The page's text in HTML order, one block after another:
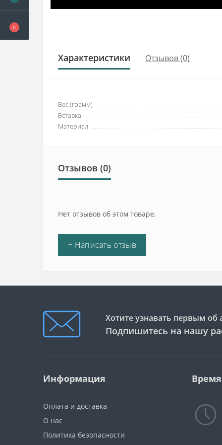
0
Характеристики Отзывов (0)
Вес (грамм)
Вставка
Материал
Отзывов (0)
Нет отзывов об этом товаре.
+ Написать отзыв
Хотите узнавать первым об
Подпишитесь на нашу
Информация
Оплата и доставка
О нас
Политика безопасности